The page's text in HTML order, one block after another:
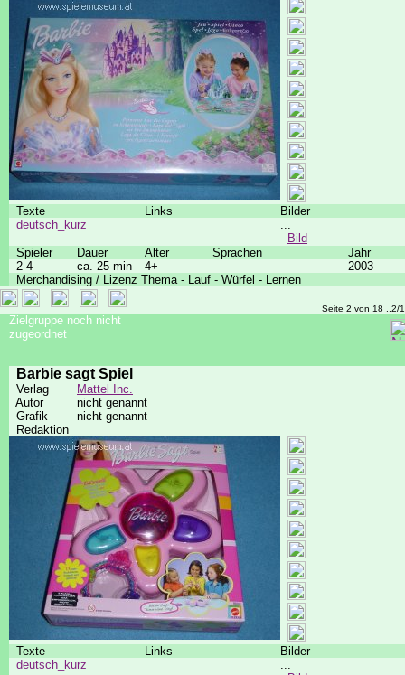
Texte Links
Bilder
deutsch_kurz
...
Bild
Spieler
Dauer Alter Sprachen
Jahr
2-4
ca. 25 min 4+
2003
Merchandising / Lizenz Thema - Lauf - Würfel - Lernen
Seite 2 von 18 ..2/
Zielgruppe noch nicht
zugeordnet
Barbie sagt Spiel
Verlag
Mattel Inc.
Autor
nicht genannt
Grafik
nicht genannt
Redaktion
Texte Links
Bilder
deutsch_kurz
...